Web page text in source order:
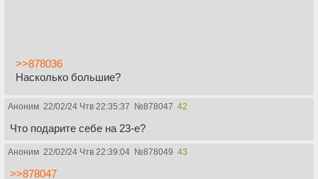
>>878036
Насколько большие?
Аноним 22/02/24 Чтв 22:35:37 №878047 42
Что подарите себе на 23-е?
Аноним 22/02/24 Чтв 22:39:04 №878049 43
>>878047